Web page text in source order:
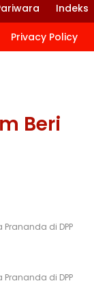
Indeks
Privacy Policy
Beri
di DPP
di DPP